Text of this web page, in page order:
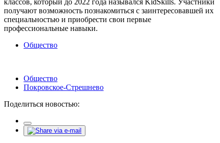
получают возможность познакомиться с заинтересовавшей их
специальностью и приобрести свои первые
профессиональные навыки.
Общество
Общество
Покровское-Стрешнево
Поделиться новостью: